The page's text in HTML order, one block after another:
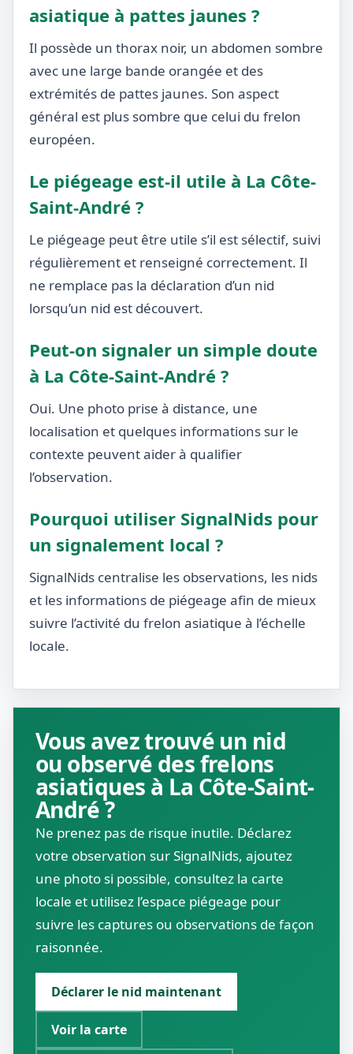
asiatique à pattes jaunes ?
Il possède un thorax noir, un abdomen sombre
avec une large bande orangée et des
extrémités de pattes jaunes. Son aspect
général est plus sombre que celui du frelon
européen.
Le piégeage est-il utile à La Côte-
Saint-André ?
Le piégeage peut être utile s’il est sélectif, suivi
régulièrement et renseigné correctement. Il
ne remplace pas la déclaration d’un nid
lorsqu’un nid est découvert.
Peut-on signaler un simple doute
à La Côte-Saint-André ?
Oui. Une photo prise à distance, une
localisation et quelques informations sur le
contexte peuvent aider à qualifier
l’observation.
Pourquoi utiliser SignalNids pour
un signalement local ?
SignalNids centralise les observations, les nids
et les informations de piégeage afin de mieux
suivre l’activité du frelon asiatique à l’échelle
locale.
Vous avez trouvé un nid
ou observé des frelons
asiatiques à La Côte-Saint-
André ?
Ne prenez pas de risque inutile. Déclarez
votre observation sur SignalNids, ajoutez
une photo si possible, consultez la carte
locale et utilisez l’espace piégeage pour
suivre les captures ou observations de façon
raisonnée.
Déclarer le nid maintenant
Voir la carte